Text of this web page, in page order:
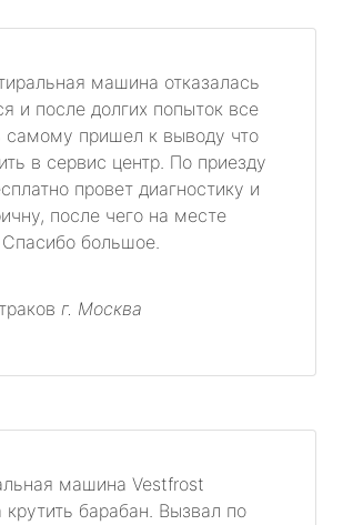
машина отказалась
и после долгих попыток все
самому пришел к выводу что
в сервис центр. По приезду
провет диагностику и
после чего на месте
Спасибо большое.
г. Москва
машина Vestfrost
крутить барабан. Вызвал по